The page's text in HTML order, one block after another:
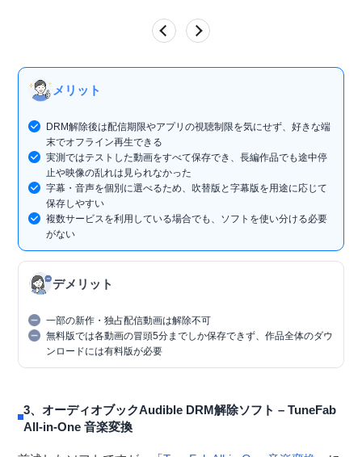
メリット
DRM解除後は配信期限やアプリの視聴制限を気にせず、好きな端
末でオフライン再生できる
実測ではテストした動画をすべて保存でき、長編作品でも途中停
止や映像の乱れは見られなかった
字幕・音声を個別に選べるため、吹替版と字幕版を用途に応じて
保存しやすい
複数サービスを利用している場合でも、ソフトを使い分ける必要
がない
デメリット
一部の新作・独占配信動画は解除不可
無料版では各動画の冒頭5分までしか保存できず、作品全体のダウ
ンロードには有料版が必要
3、オーディオブックAudible DRM解除ソフト – TuneFab
All-in-One 音楽変換